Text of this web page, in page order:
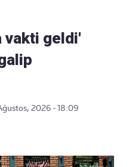
vakti geldi'
2026 - 18:09